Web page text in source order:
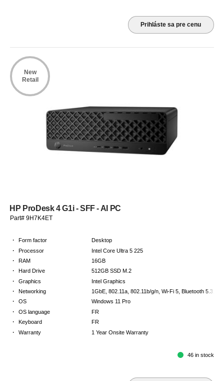
Prihláste sa pre cenu
New
Retail
HP ProDesk 4 G1i - SFF - AI PC
Part# 9H7K4ET
· Form factor Desktop
· Processor Intel Core Ultra 5 225
· RAM 16GB
· Hard Drive 512GB SSD M.2
· Graphics Intel Graphics
· Networking 1GbE, 802.11a, 802.11b/g/n, Wi-Fi 5, Bluetooth 5.3,
· OS Windows 11 Pro
· OS language FR
· Keyboard FR
· Warranty 1 Year Onsite Warranty
46 in stock